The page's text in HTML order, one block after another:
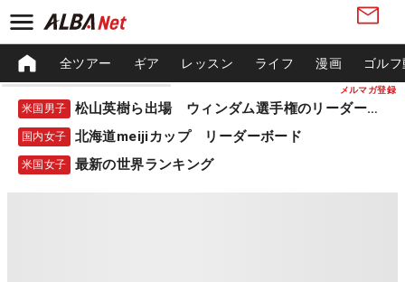
メルマガ登録
全ツアー ギア レッスン ライフ 漫画 ゴル
米国男子 松山英樹ら出場 ウィンダム選手権のリーダーボード
国内女子 北海道meijiカップ リーダーボード
米国女子 最新の世界ランキング